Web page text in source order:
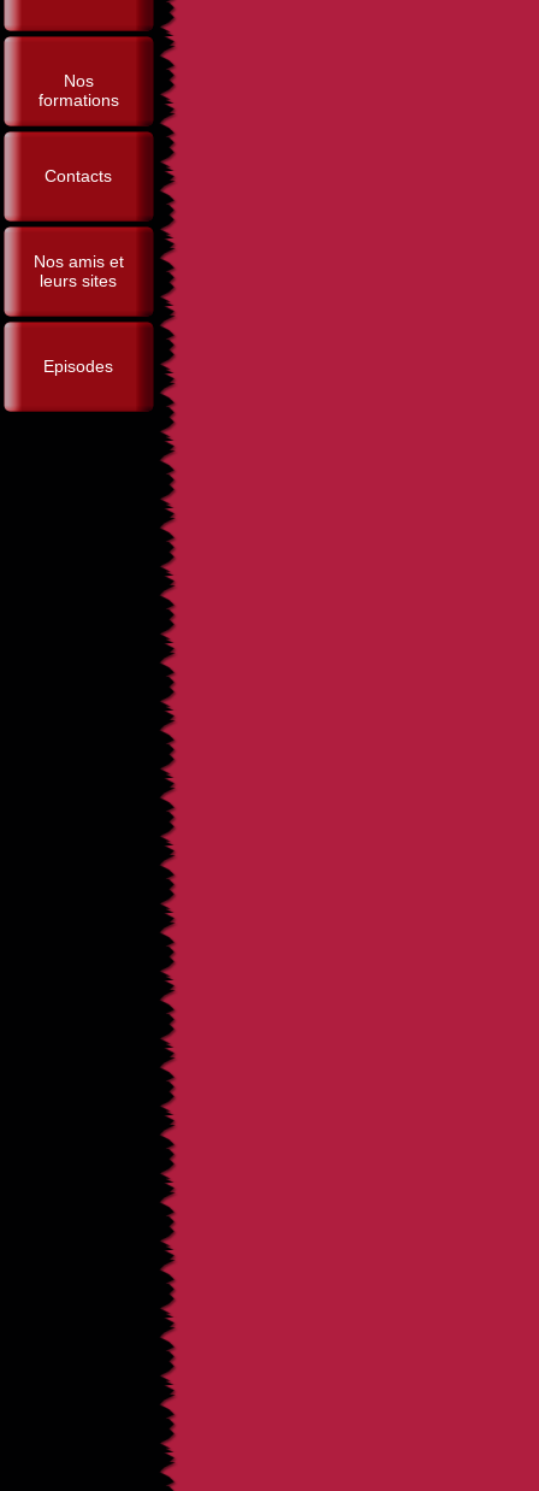
Nos
formations
Contacts
Nos amis et
leurs sites
Episodes